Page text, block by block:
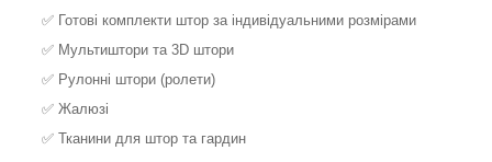
✅ Готові комплекти штор за індивідуальними розмірами
✅ Мультиштори та 3D штори
✅ Рулонні штори (ролети)
✅ Жалюзі
✅ Тканини для штор та гардин